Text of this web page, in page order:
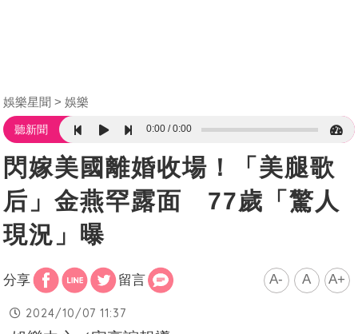
娛樂星聞 娛樂
聽新聞 0:00 0:00
閃嫁美國離婚收場！「美腿歌
后」金燕罕露面 77歲「驚人
現況」曝
分享 留言 A- A A+
2024/10/07 11:37